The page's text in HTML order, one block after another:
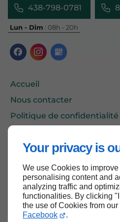
Your privacy is
We use Cookies to
personalising content and
analyzing traffic and
functionalities. By clicking
the use of Cookies from
Facebook
.
438-798-0781
Lun - Dim : 08h - 20h
Accueil
Nous contacter
Politique de confidentialité
Haut